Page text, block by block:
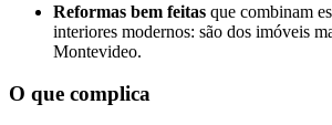
Reformas bem feitas que combinam
interiores modernos: são dos imóveis
Montevideo.
O que complica